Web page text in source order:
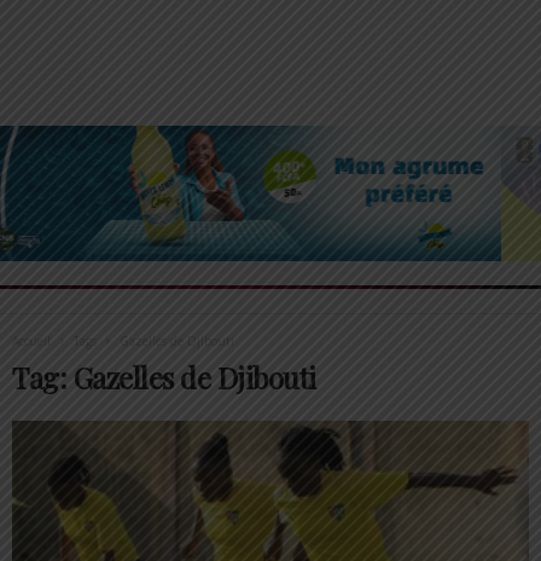
Tags Gazelles de Djibouti
Tag: Gazelles de Djibouti